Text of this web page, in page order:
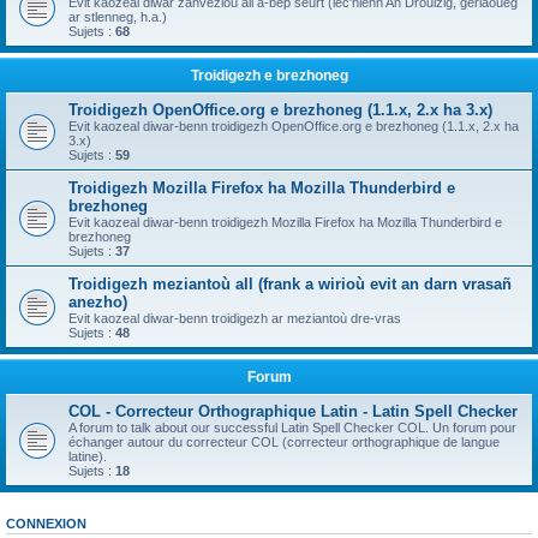
ar stlenneg, h.a.)
Sujets : 68
Troidigezh e brezhoneg
Troidigezh OpenOffice.org e brezhoneg (1.1.x, 2.x ha 3.x)
Evit kaozeal diwar-benn troidigezh OpenOffice.org e brezhoneg (1.1.x, 2.x ha
3.x)
Sujets : 59
Troidigezh Mozilla Firefox ha Mozilla Thunderbird e
brezhoneg
Evit kaozeal diwar-benn troidigezh Mozilla Firefox ha Mozilla Thunderbird e
brezhoneg
Sujets : 37
Troidigezh meziantoù all (frank a wirioù evit an darn vrasañ
anezho)
Evit kaozeal diwar-benn troidigezh ar meziantoù dre-vras
Sujets : 48
Forum
COL - Correcteur Orthographique Latin - Latin Spell Checker
A forum to talk about our successful Latin Spell Checker COL. Un forum pour
échanger autour du correcteur COL (correcteur orthographique de langue
latine).
Sujets : 18
CONNEXION